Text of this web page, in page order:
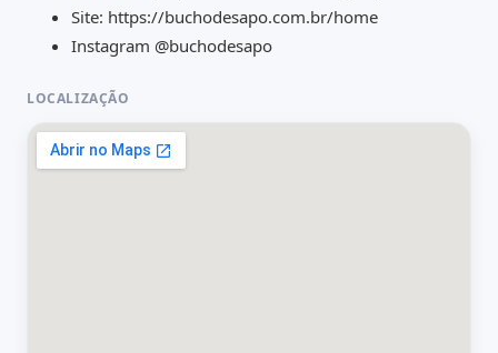
Site: https://buchodesapo.com.br/home
Instagram @buchodesapo
LOCALIZAÇÃO